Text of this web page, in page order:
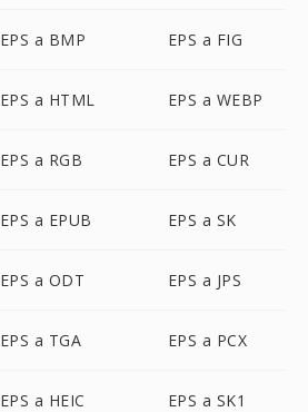
EPS a BMP EPS a FIG
EPS a HTML EPS a WEBP
EPS a RGB EPS a CUR
EPS a EPUB EPS a SK
EPS a ODT EPS a JPS
EPS a TGA EPS a PCX
EPS a HEIC EPS a SK1